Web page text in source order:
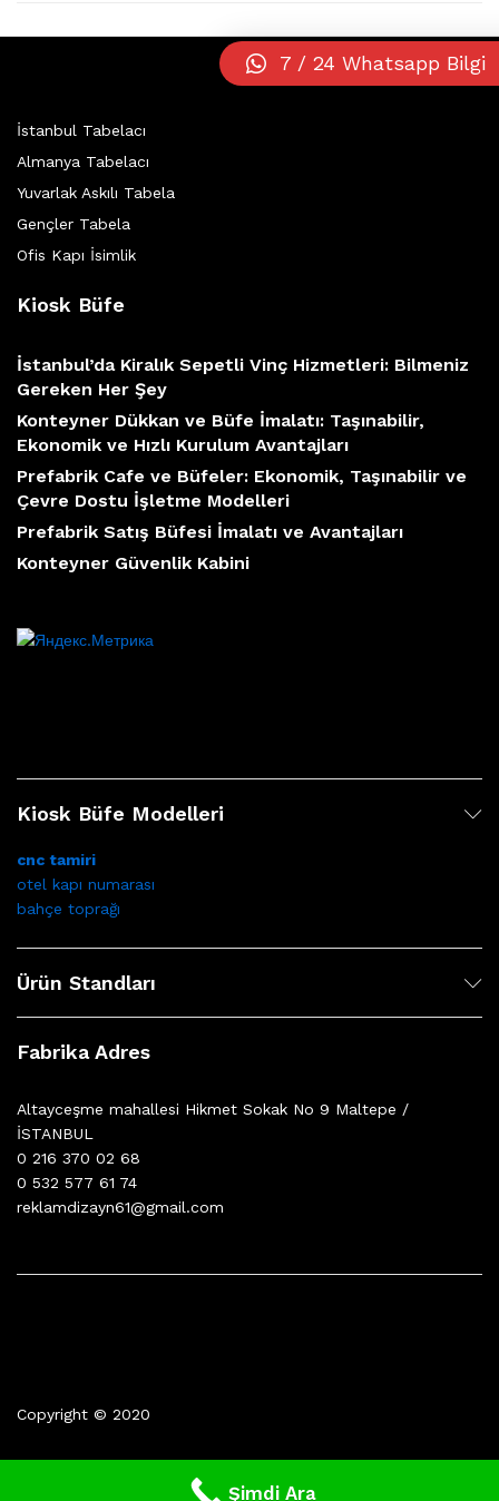
İstanbul Tabelacı
Almanya Tabelacı
Yuvarlak Askılı Tabela
Gençler Tabela
Ofis Kapı İsimlik
Kiosk Büfe
İstanbul’da Kiralık Sepetli Vinç Hizmetleri: Bilmeniz
Gereken Her Şey
Konteyner Dükkan ve Büfe İmalatı: Taşınabilir,
Ekonomik ve Hızlı Kurulum Avantajları
Prefabrik Cafe ve Büfeler: Ekonomik, Taşınabilir ve
Çevre Dostu İşletme Modelleri
Prefabrik Satış Büfesi İmalatı ve Avantajları
Konteyner Güvenlik Kabini
Kiosk Büfe Modelleri
cnc tamiri
otel kapı numarası
bahçe toprağı
Ürün Standları
Fabrika Adres
Altayceşme mahallesi Hikmet Sokak No 9 Maltepe /
İSTANBUL
0 216 370 02 68
0 532 577 61 74
reklamdizayn61@gmail.com
Copyright © 2020
Şimdi Ara
7 / 24 Whatsapp Bilgi